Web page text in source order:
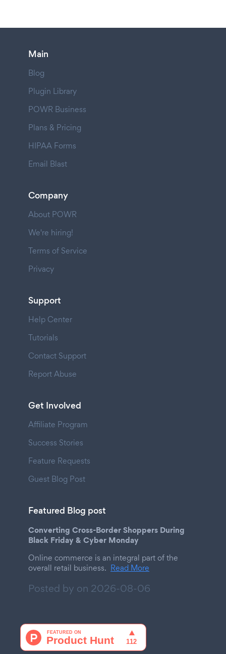
Main
Blog
Plugin Library
POWR Business
Plans & Pricing
HIPAA Forms
Email Blast
Company
About POWR
We're hiring!
Terms of Service
Privacy
Support
Help Center
Tutorials
Contact Support
Report Abuse
Get Involved
Affiliate Program
Success Stories
Feature Requests
Guest Blog Post
Featured Blog post
Converting Cross-Border Shoppers During
Black Friday & Cyber Monday
Online commerce is an integral part of the
overall retail business. Read More
Posted by on 2026-08-06